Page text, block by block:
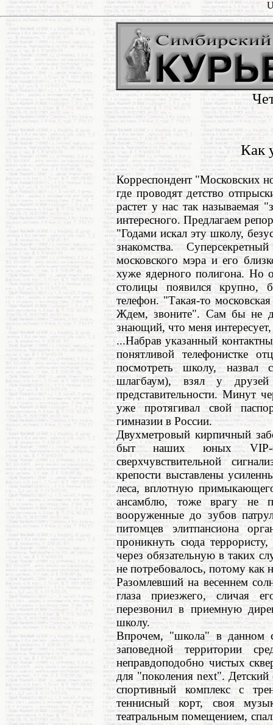
Как
Корреспондент "Московских
где проводят детство
растет у нас так называемая
интересного. Предлагаем
"Годами искал эту школу,
знакомства.
московского мэра и его
хуже ядерного полигона. Но
столицы появился крупно,
телефон. "Такая-то
Ждем, звоните". Сам бы не
знающий, что меня
...Набрав указанный
понятливой телефонистке
посмотреть школу,
шлагбаум), взял у
представительности. Минут
уже протягивал свой
гимназии в России.
Двухметровый кирпичный
быт наших юных VIP-
сверхчувствительной
крепости выставлены
леса, вплотную
ансамблю, тоже врагу не
вооруженные до зубов
питомцев элитпансиона
проникнуть сюда
через обязательную в таких
не потребовалось, потому как
Разомлевший на весеннем
глаза приезжего, сличая
перезвонил в приемную
школу.
Впрочем, "школа" в данном
заповедной территории
неправдоподобно чистых
для "поколения next".
спортивный комплекс с
теннисный корт, своя
театральным помещением,